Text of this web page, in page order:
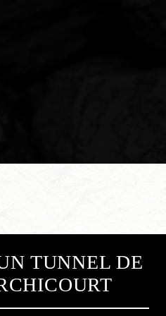
TUNNEL DE